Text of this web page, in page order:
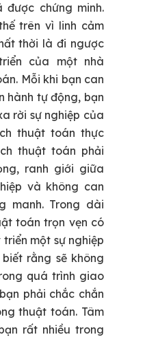
chứng minh.
trên vì linh cảm
thời là đi ngược
của một nhà
Mỗi khi bạn can
hành tự động, bạn
rời sự nghiệp của
thuật toán thực
thuật toán phải
ranh giới giữa
và không can
manh. Trong dài
toán trọn vẹn có
một sự nghiệp
rằng sẽ không
quá trình giao
phải chắc chắn
thuật toán. Tâm
rất nhiều trong